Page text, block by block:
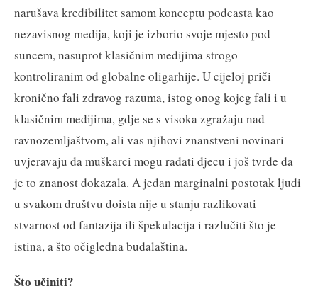
narušava kredibilitet samom konceptu podcasta kao
nezavisnog medija, koji je izborio svoje mjesto pod
suncem, nasuprot klasičnim medijima strogo
kontroliranim od globalne oligarhije. U cijeloj priči
kronično fali zdravog razuma, istog onog kojeg fali i u
klasičnim medijima, gdje se s visoka zgražaju nad
ravnozemljaštvom, ali vas njihovi znanstveni novinari
uvjeravaju da muškarci mogu rađati djecu i još tvrde da
je to znanost dokazala. A jedan marginalni postotak ljudi
u svakom društvu doista nije u stanju razlikovati
stvarnost od fantazija ili špekulacija i razlučiti što je
istina, a što očigledna budalaština.
Što učiniti?